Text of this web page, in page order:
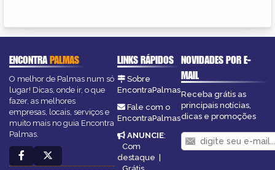
ENCONTRAPALMAS
O melhor de Palmas num só
lugar! Dicas, onde ir, o que
fazer, as melhores
empresas, locais, serviços e
muito mais no guia Encontra
Palmas.
LINKS RÁPIDOS
Sobre
EncontraPalmas
Fale com o
EncontraPalmas
ANUNCIE:
Com
destaque |
NOVIDADES POR E-
MAIL
Receba grátis as
principais notícias,
dicas e promoções